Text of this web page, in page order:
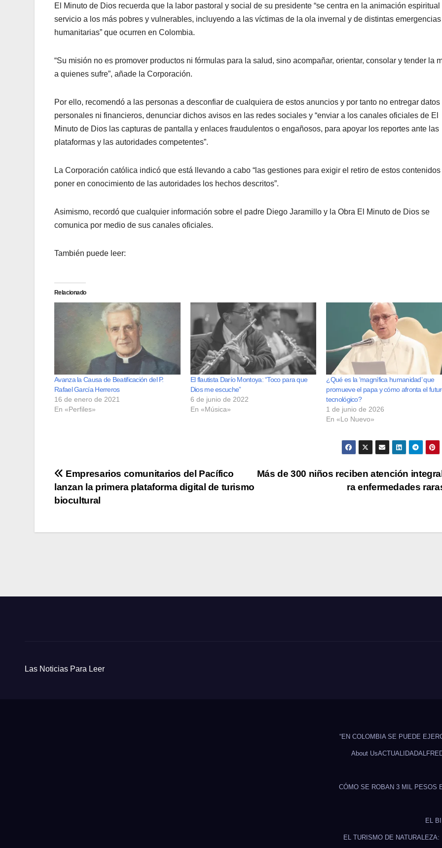
El Minuto de Dios recuerda que la labor pastoral y social de su presidente “se centra en la animación espiritual
servicio a los más pobres y vulnerables, incluyendo a las víctimas de la ola invernal y de distintas emergencias
humanitarias” que ocurren en Colombia.
“Su misión no es promover productos ni fórmulas para la salud, sino acompañar, orientar, consolar y tender la
a quienes sufre”, añade la Corporación.
Por ello, recomendó a las personas a desconfiar de cualquiera de estos anuncios y por tanto no entregar datos
personales ni financieros, denunciar dichos avisos en las redes sociales y “enviar a los canales oficiales de El
Minuto de Dios las capturas de pantalla y enlaces fraudulentos o engañosos, para apoyar los reportes ante las
plataformas y las autoridades competentes”.
La Corporación católica indicó que está llevando a cabo “las gestiones para exigir el retiro de estos contenidos
poner en conocimiento de las autoridades los hechos descritos”.
Asimismo, recordó que cualquier información sobre el padre Diego Jaramillo y la Obra El Minuto de Dios se
comunica por medio de sus canales oficiales.
También puede leer:
Relacionado
Avanza la Causa de Beatificación del P.
Rafael García Herreros
16 de enero de 2021
En «Perfiles»
El flautista Darío Montoya: “Toco para que
Dios me escuche”
6 de junio de 2022
En «Música»
¿Qué es la ‘magnífica humanidad’ que
promueve el papa y cómo afronta el
tecnológico?
1 de junio de 2026
En «Lo Nuevo»
Navegación
de
Más de 300 niños reciben atención
ra enfermedades
Empresarios comunitarios del Pacífico
lanzan la primera plataforma digital de turismo
biocultural
Las Noticias Para Leer
“EN COLOMBIA SE PUEDE
About UsACTUALIDAD
CÓMO SE ROBAN 3 MIL PESOS
EL
EL TURISMO DE